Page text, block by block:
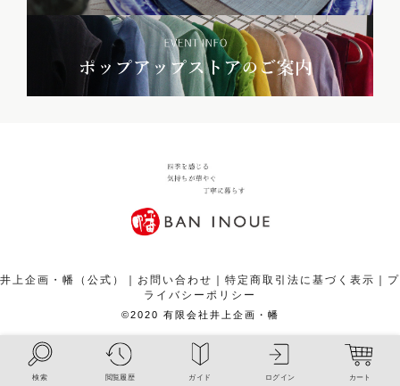
井上企画・幡（公式） ｜ お問い合わせ ｜ 特定商取引法に基づく表示 ｜ プ
ライバシーポリシー
©2020 有限会社井上企画・幡